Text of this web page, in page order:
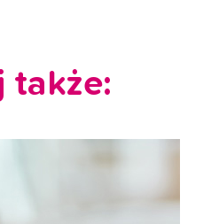
także: